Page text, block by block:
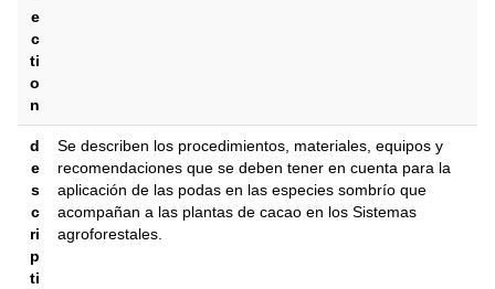
e
c
ti
o
n
d
e
s
c
ri
p
ti
Se describen los procedimientos, materiales, equipos y
recomendaciones que se deben tener en cuenta para la
aplicación de las podas en las especies sombrío que
acompañan a las plantas de cacao en los Sistemas
agroforestales.